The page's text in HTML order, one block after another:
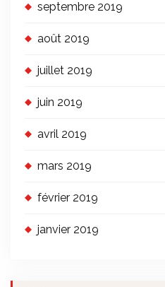
septembre 2019
août 2019
juillet 2019
juin 2019
avril 2019
mars 2019
février 2019
janvier 2019